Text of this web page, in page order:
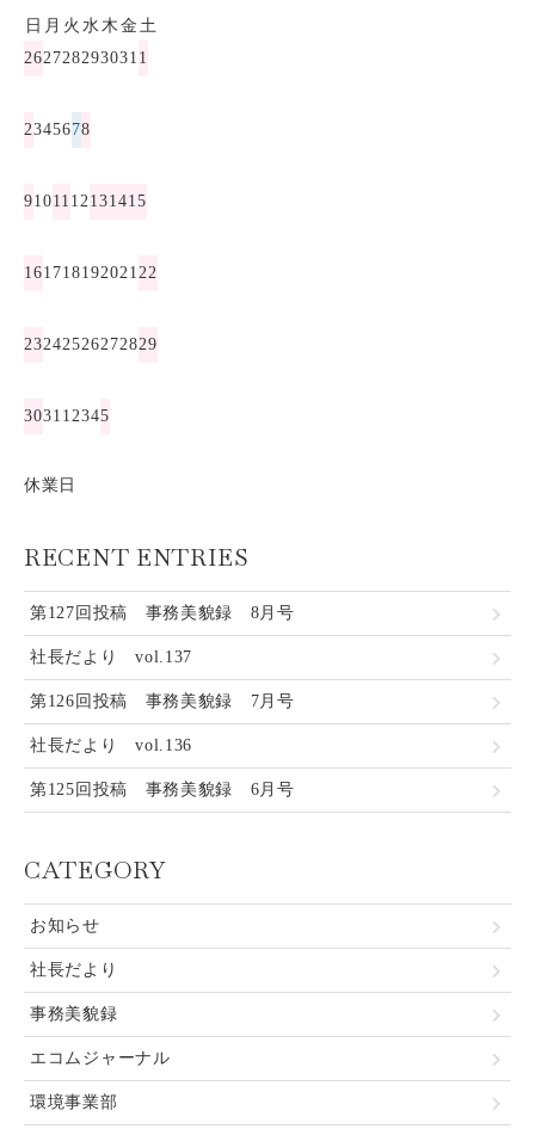
日 月 火 水木 金 土
262728293031 1
2345678
91011 12131415
16171819202122
23242526272829
3031 12345
休業日
RECENT ENTRIES
第127回投稿 事務美貌録 8月号
社長だより vol.137
第126回投稿 事務美貌録 7月号
社長だより vol.136
第125回投稿 事務美貌録 6月号
CATEGORY
お知らせ
社長だより
事務美貌録
エコムジャーナル
環境事業部